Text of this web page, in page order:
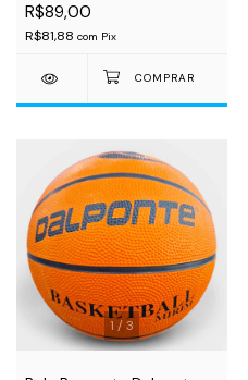
R$89,00
R$81,88 com Pix
1 /3